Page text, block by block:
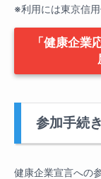
※利用には東京信
「健康企業
参加手続
健康企業宣言への